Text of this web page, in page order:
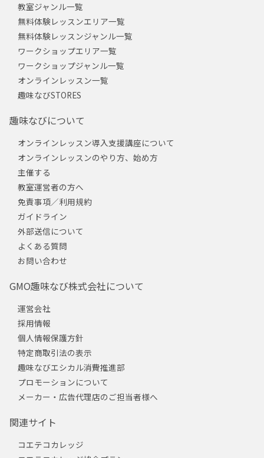
教室ジャンル一覧
無料体験レッスンエリア一覧
無料体験レッスンジャンル一覧
ワークショップエリア一覧
ワークショップジャンル一覧
オンラインレッスン一覧
趣味なびSTORES
趣味なびについて
オンラインレッスン導入支援講座について
オンラインレッスンのやり方、始め方
主催する
教室運営者の方へ
免責事項／利用規約
ガイドライン
外部送信について
よくある質問
お問い合わせ
GMO趣味なび株式会社について
運営会社
採用情報
個人情報保護方針
特定商取引法の表示
趣味なびエシカル消費推進部
プロモーションについて
メーカー・広告代理店のご担当者様へ
関連サイト
コエテコカレッジ